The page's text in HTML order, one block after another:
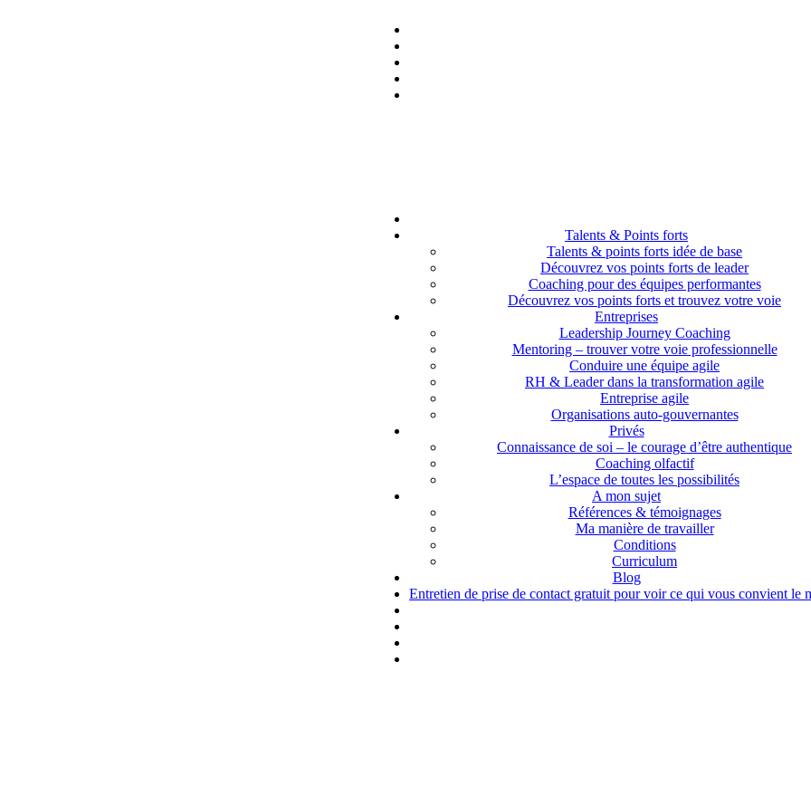
Talents & Points forts
Talents & points forts idée de base
Découvrez vos points forts de leader
Coaching pour des équipes performantes
Découvrez vos points forts et trouvez votre voie
Entreprises
Leadership Journey Coaching
Mentoring – trouver votre voie professionnelle
Conduire une équipe agile
RH & Leader dans la transformation agile
Entreprise agile
Organisations auto-gouvernantes
Privés
Connaissance de soi – le courage d’être authentique
Coaching olfactif
L’espace de toutes les possibilités
A mon sujet
Références & témoignages
Ma manière de travailler
Conditions
Curriculum
Blog
Entretien de prise de contact gratuit pour voir ce qui vous convient le